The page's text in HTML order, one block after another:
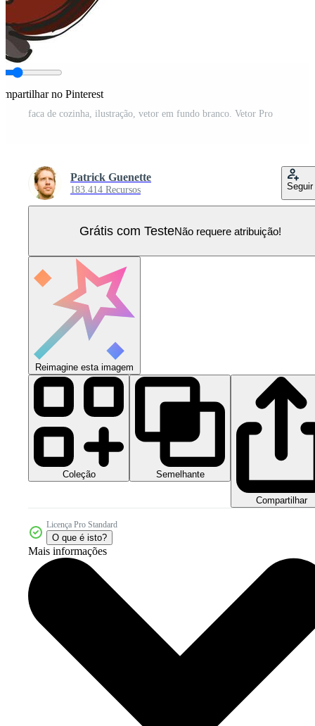
no Pinterest
faca de cozinha, ilustração, vetor em fundo branco. Vetor Pro
Patrick Guenette
183.414 Recursos Seguir
Grátis com TesteNão requere atribuição!
Reimagine esta imagem
Coleção Semelhante
Compartilhar
Licença Pro Standard
O que é isto?
Mais informações